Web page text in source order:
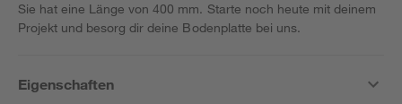
Sie hat eine Länge von 400 mm. Starte noch heute mit deinem
Projekt und besorg dir deine Bodenplatte bei uns.
Eigenschaften